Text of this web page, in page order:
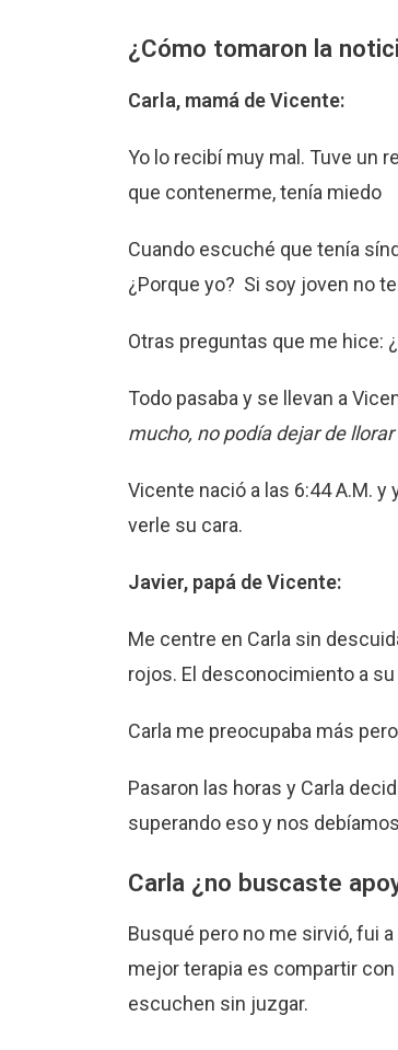
¿Cómo tomaron la
Carla, mamá de Vicente:
Yo lo recibí muy mal. Tuve un
que contenerme, tenía miedo
Cuando escuché que tenía
¿Porque yo? Si soy joven no
Otras preguntas que me hice:
Todo pasaba y se llevan a
mucho, no podía dejar de llorar
Vicente nació a las 6:44 A.M.
verle su cara.
Javier, papá de Vicente:
Me centre en Carla sin
rojos. El desconocimiento a
Carla me preocupaba más
Pasaron las horas y Carla
superando eso y nos
Carla ¿no buscaste
Busqué pero no me sirvió, fui
mejor terapia es compartir
escuchen sin juzgar.